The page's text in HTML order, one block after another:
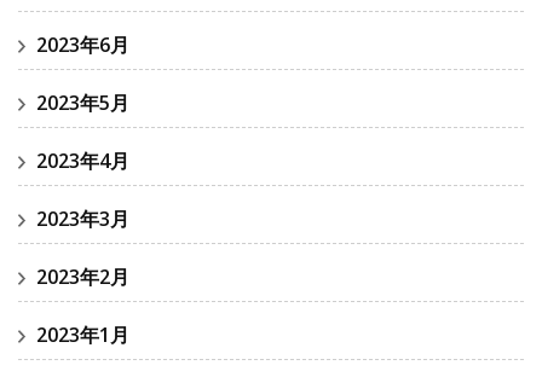
2023年6月
2023年5月
2023年4月
2023年3月
2023年2月
2023年1月